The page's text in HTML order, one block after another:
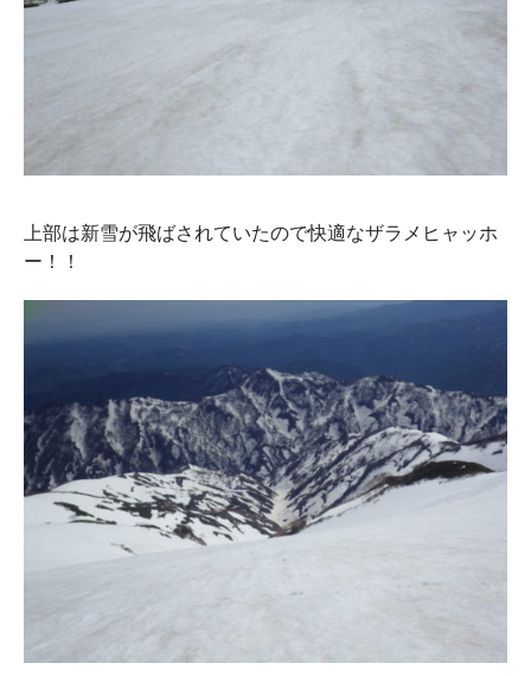
上部は新雪が飛ばされていたので快適なザラメヒャッホ
ー！！